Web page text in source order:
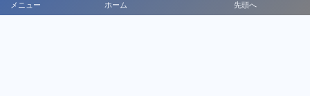
メニュー ホーム 先頭へ